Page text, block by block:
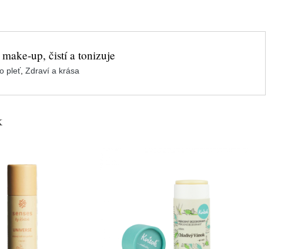
up, čistí a tonizuje
pleť, Zdraví a krása